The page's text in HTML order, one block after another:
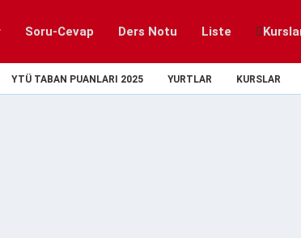
Soru-Cevap Ders Notu Liste
YTÜ TABAN PUANLARI 2025 YURTLAR KURSLAR